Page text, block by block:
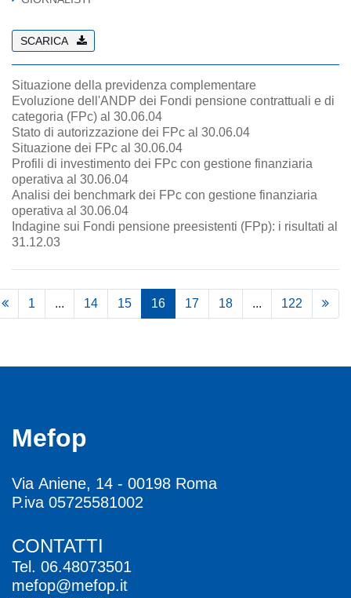
SCARICA
Situazione della previdenza complementare
Evoluzione dell'ANDP dei Fondi pensione contrattuali e di
categoria (FPc) al 30.06.04
Stato di autorizzazione dei FPc al 30.06.04
Situazione dei FPc al 30.06.04
Profili di investimento dei FPc con gestione finanziaria
operativa al 30.06.04
Analisi dei benchmark dei FPc con gestione finanziaria
operativa al 30.06.04
Indagine sui Fondi pensione preesistenti (FPp): i risultati al
31.12.03
1 ... 14 15 16 17 18 ... 122
Mefop
Via Aniene, 14 - 00198 Roma
P.iva 05725581002
CONTATTI
Tel. 06.48073501
mefop@mefop.it